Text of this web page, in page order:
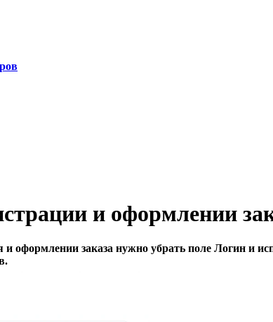
и оформлении
и оформлении заказа нужно убрать поле Логин и